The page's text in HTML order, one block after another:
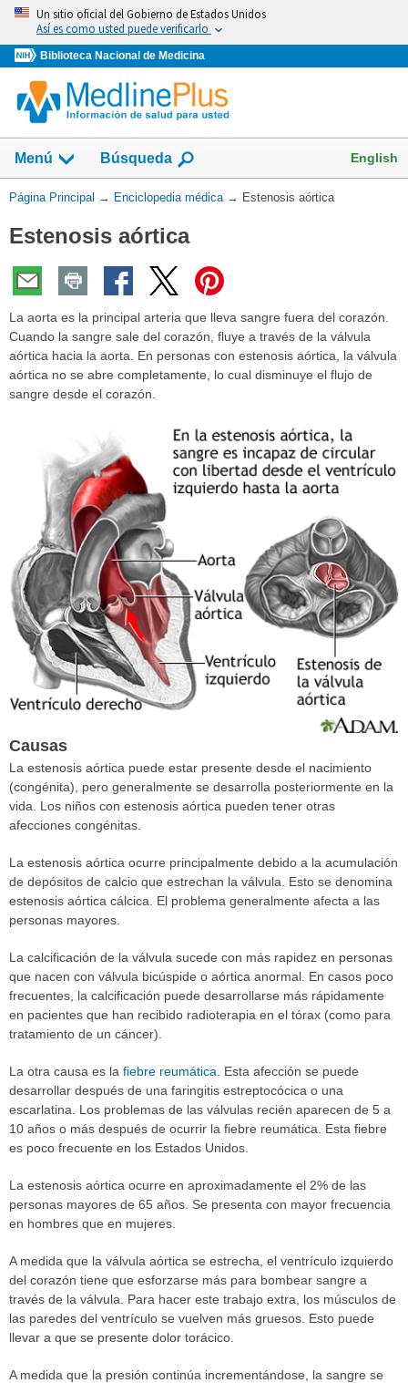
Omita
vaya
al
Contenido
Un sitio oficial del Gobierno de Estados Unidos
Así es como usted puede verificarlo
Biblioteca Nacional de Medicina
Menú Búsqueda English
Usted
aquí:
Página Principal → Enciclopedia médica → Estenosis aórtica
Estenosis aórtica
La aorta es la principal arteria que lleva sangre fuera del corazón.
Cuando la sangre sale del corazón, fluye a través de la válvula
aórtica hacia la aorta. En personas con estenosis aórtica, la válvula
aórtica no se abre completamente, lo cual disminuye el flujo de
sangre desde el corazón.
Causas
La estenosis aórtica puede estar presente desde el nacimiento
(congénita), pero generalmente se desarrolla posteriormente en la
vida. Los niños con estenosis aórtica pueden tener otras
afecciones congénitas.
La estenosis aórtica ocurre principalmente debido a la acumulación
de depósitos de calcio que estrechan la válvula. Esto se denomina
estenosis aórtica cálcica. El problema generalmente afecta a las
personas mayores.
La calcificación de la válvula sucede con más rapidez en personas
que nacen con válvula bicúspide o aórtica anormal. En casos poco
frecuentes, la calcificación puede desarrollarse más rápidamente
en pacientes que han recibido radioterapia en el tórax (como para
tratamiento de un cáncer).
La otra causa es la fiebre reumática . Esta afección se puede
desarrollar después de una faringitis estreptocócica o una
escarlatina. Los problemas de las válvulas recién aparecen de 5 a
10 años o más después de ocurrir la fiebre reumática. Esta fiebre
es poco frecuente en los Estados Unidos.
La estenosis aórtica ocurre en aproximadamente el 2% de las
personas mayores de 65 años. Se presenta con mayor frecuencia
en hombres que en mujeres.
A medida que la válvula aórtica se estrecha, el ventrículo izquierdo
del corazón tiene que esforzarse más para bombear sangre a
través de la válvula. Para hacer este trabajo extra, los músculos de
las paredes del ventrículo se vuelven más gruesos. Esto puede
llevar a que se presente dolor torácico.
A medida que la presión continúa incrementándose, la sangre se